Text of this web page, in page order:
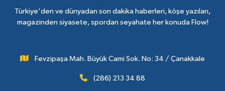
Türkiye'den ve dünyadan son dakika haberleri, köşe yazıları,
magazinden siyasete, spordan seyahate her konuda Flow!
Fevzipaşa Mah. Büyük Cami Sok. No: 34 / Çanakkale
(286) 213 34 88